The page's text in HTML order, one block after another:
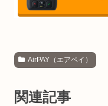
AirPAY（エアペイ）
関連記事